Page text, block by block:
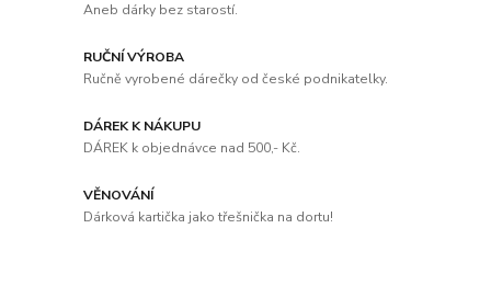
Aneb dárky bez starostí.
RUČNÍ VÝROBA
Ručně vyrobené dárečky od české podnikatelky.
DÁREK K NÁKUPU
DÁREK k objednávce nad 500,- Kč.
VĚNOVÁNÍ
Dárková kartička jako třešnička na dortu!